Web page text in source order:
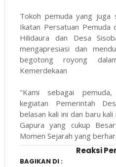
Tokoh pemuda yang juga
Ikatan Persatuan Pemuda
Hilidaura dan Desa
mengapresiasi dan
begotong royong
Kemerdekaan
"Kami sebagai
kegiatan Pemerintah
belasan kali ini dan baru
Gapura yang cukup
Momen Sejarah yang
Reaksi
BAGIKAN DI :